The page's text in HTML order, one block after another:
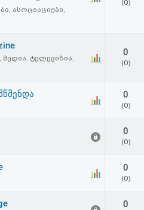
ასოციაციები,
(0)
მედია, ტელევიზია,
0
(0)
0
(0)
0
(0)
0
(0)
0